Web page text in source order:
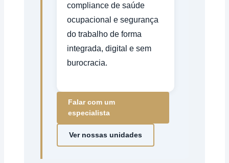
compliance de saúde
ocupacional e segurança
do trabalho de forma
integrada, digital e sem
burocracia.
Falar com um
especialista
Ver nossas unidades